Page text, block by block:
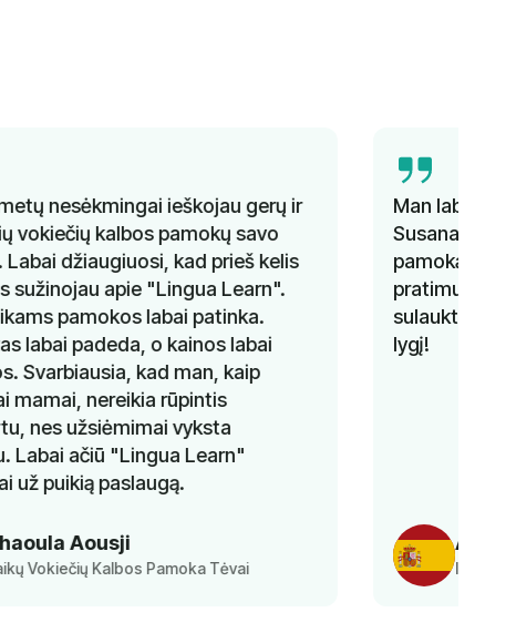
Ayesha
Ispanų Kalbos Klasės Mokinys
Man labai patiko ispanų kalbos kursai su
Susana. Ji sugebėjo keisti temas kiekvieną
pamoką, kartu pateikdama gramatikos
pratimus. Išmokau labai daug. Negaliu
sulaukti, kada galėsiu tęsti ir pagerinti savo
lygį!